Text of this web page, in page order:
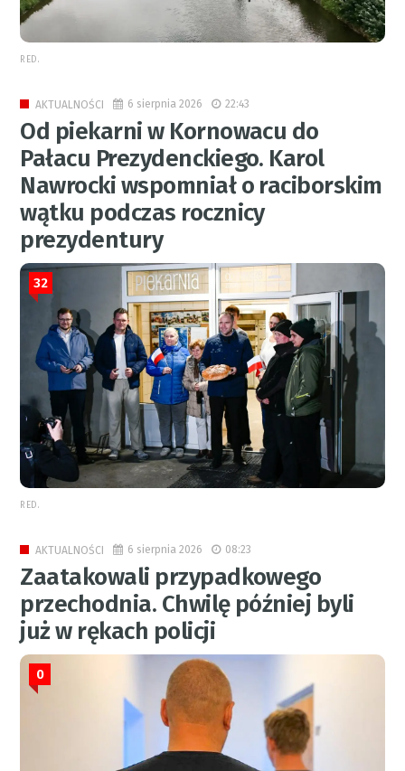
RED.
AKTUALNOŚCI 6 sierpnia 2026 22:43
Od piekarni w Kornowacu do
Pałacu Prezydenckiego. Karol
Nawrocki wspomniał o raciborskim
wątku podczas rocznicy
prezydentury
32
RED.
AKTUALNOŚCI 6 sierpnia 2026 08:23
Zaatakowali przypadkowego
przechodnia. Chwilę później byli
już w rękach policji
0